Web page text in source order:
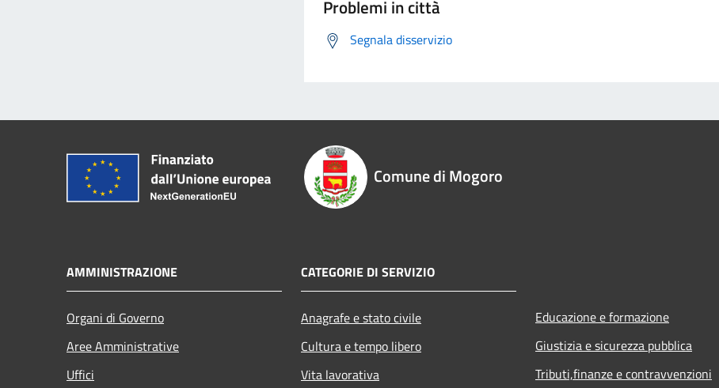
Problemi in città
Segnala disservizio
Comune di Mogoro
AMMINISTRAZIONE
Organi di Governo
Aree Amministrative
Uffici
CATEGORIE DI SERVIZIO
Anagrafe e stato civile
Cultura e tempo libero
Vita lavorativa
Educazione e formazione
Giustizia e sicurezza pubblica
Tributi,finanze e contravvenzioni